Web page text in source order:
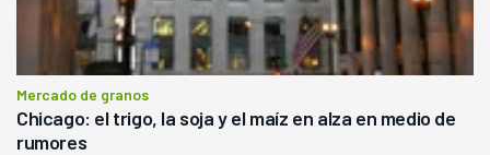
Mercado de granos
Chicago: el trigo, la soja y el maíz en alza en medio de
rumores